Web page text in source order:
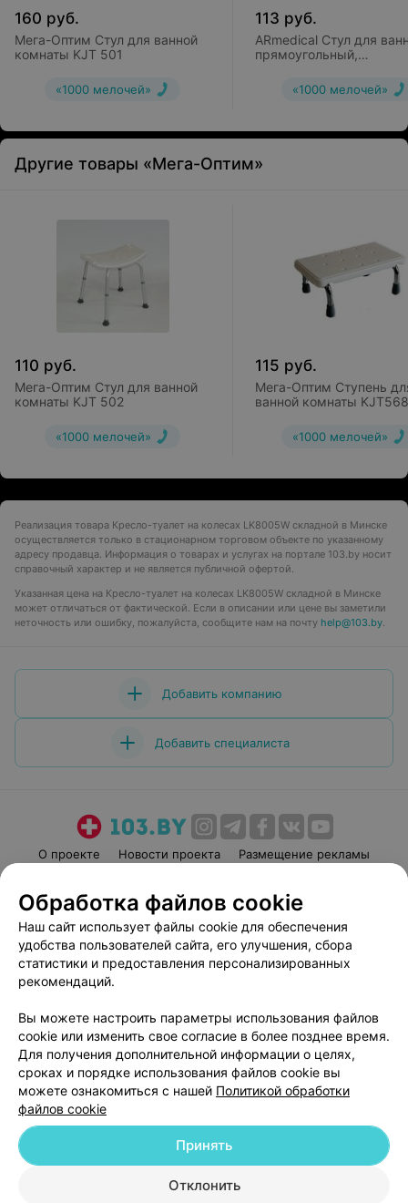
160 руб.
Мега-Оптим Стул для ванной
комнаты KJT 501
«1000 мелочей»
113 руб.
ARmedical Стул для
прямоугольный,
«1000 мелочей»
Другие товары «Мега-Оптим»
110 руб.
Мега-Оптим Стул для ванной
комнаты KJT 502
«1000 мелочей»
115 руб.
Мега-Оптим Ступень
ванной комнаты
«1000 мелочей»
Реализация товара Кресло-туалет на колесах LK8005W складной в Минске
осуществляется только в стационарном торговом объекте по указанному
адресу продавца. Информация о товарах и услугах на портале 103.by носит
справочный характер и не является публичной офертой.
Указанная цена на Кресло-туалет на колесах LK8005W складной в Минске
может отличаться от фактической. Если в описании или цене вы заметили
неточность или ошибку, пожалуйста, сообщите нам на почту help@103.by.
Добавить компанию
Добавить специалиста
О проекте Новости проекта
Размещение рекламы
Пользовательское соглашение
Способы оплаты
Вакансии
Партнеры
Написать руководителю 103.by
Обработка персональных данных
© 2026 ООО «Артокс Лаб», УНП 191700409
| 220012, Республика Беларусь,
г. Минск, улица Толбухина, 2, пом. 16 | help@103.by
Обработка файлов cookie
Наш сайт использует файлы cookie для обеспечения
удобства пользователей сайта, его улучшения, сбора
статистики и предоставления персонализированных
рекомендаций.
Вы можете настроить параметры использования файлов
cookie или изменить свое согласие в более позднее время.
Для получения дополнительной информации о целях,
сроках и порядке использования файлов cookie вы
можете ознакомиться с нашей Политикой обработки
файлов cookie
Отклонить
Принять